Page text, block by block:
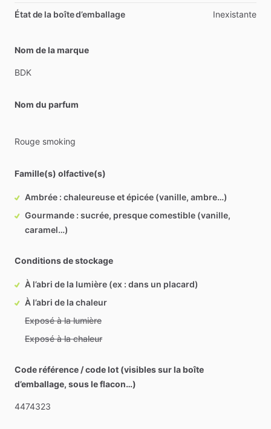
État de la boîte d’emballage Inexistante
Nom de la marque
BDK
Nom du parfum
Rouge smoking
Famille(s) olfactive(s)
Ambrée : chaleureuse et épicée (vanille, ambre…)
Gourmande : sucrée, presque comestible (vanille,
caramel…)
Conditions de stockage
À l’abri de la lumière (ex : dans un placard)
À l’abri de la chaleur
Exposé à la lumière
Exposé à la chaleur
Code référence / code lot (visibles sur la boîte
d’emballage, sous le flacon…)
4474323